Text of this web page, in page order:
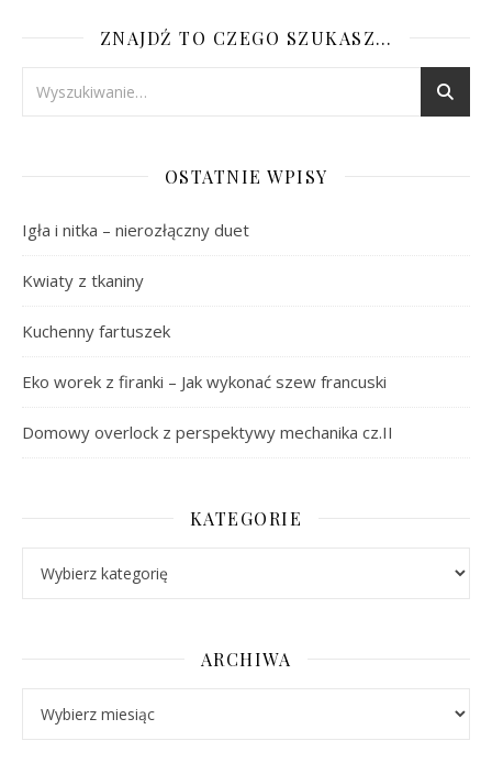
ZNAJDŹ TO CZEGO SZUKASZ…
OSTATNIE WPISY
Igła i nitka – nierozłączny duet
Kwiaty z tkaniny
Kuchenny fartuszek
Eko worek z firanki – Jak wykonać szew francuski
Domowy overlock z perspektywy mechanika cz.II
KATEGORIE
ARCHIWA